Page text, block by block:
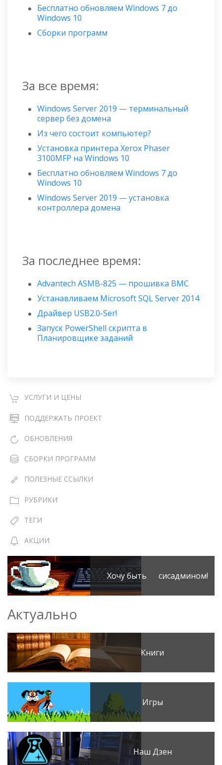
Бесплатно обновляем Windows 7 до
Windows 10
Сборки программ
За все время:
Windows Server 2019 — терминальный
сервер без домена
Из чего состоит компьютер?
Установка принтера Xerox Phaser
3100MFP на Windows 10
Бесплатно обновляем Windows 7 до
Windows 10
Windows Server 2019 — установка
контроллера домена
За последнее время:
Advantech ASMB-825 — прошивка BMC
Устанавливаем Microsoft SQL Server 2014
Драйвер USB2.0-Ser!
Запуск PowerShell скрипта в
Планировщике заданий
УСЛУГИ И ЦЕНЫ
ПОДДЕРЖАТЬ ПРОЕКТ
ОБНОВЛЕНИЯ
СБОРКИ ПРОГРАММ
ПОЛЕЗНЫЕ ССЫЛКИ
РУБРИКИ
ТЕГИ
АКЦИИ
Хочу быть сисадмином!
Актуально
Книги
Игры
Наш Дзен